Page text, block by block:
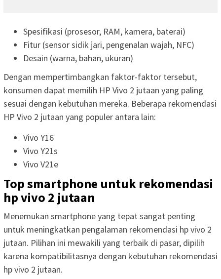
Spesifikasi (prosesor, RAM, kamera, baterai)
Fitur (sensor sidik jari, pengenalan wajah, NFC)
Desain (warna, bahan, ukuran)
Dengan mempertimbangkan faktor-faktor tersebut,
konsumen dapat memilih HP Vivo 2 jutaan yang paling
sesuai dengan kebutuhan mereka. Beberapa rekomendasi
HP Vivo 2 jutaan yang populer antara lain:
Vivo Y16
Vivo Y21s
Vivo V21e
Top smartphone untuk rekomendasi
hp vivo 2 jutaan
Menemukan smartphone yang tepat sangat penting
untuk meningkatkan pengalaman rekomendasi hp vivo 2
jutaan. Pilihan ini mewakili yang terbaik di pasar, dipilih
karena kompatibilitasnya dengan kebutuhan rekomendasi
hp vivo 2 jutaan.